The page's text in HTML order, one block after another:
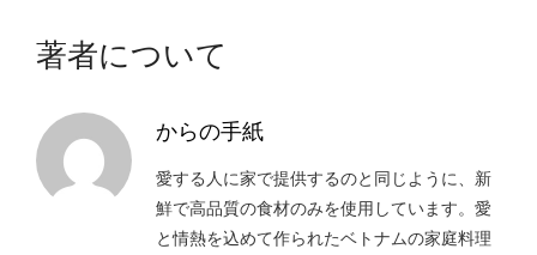
著者について
からの手紙
愛する人に家で提供するのと同じように、新
鮮で高品質の食材のみを使用しています。愛
と情熱を込めて作られたベトナムの家庭料理